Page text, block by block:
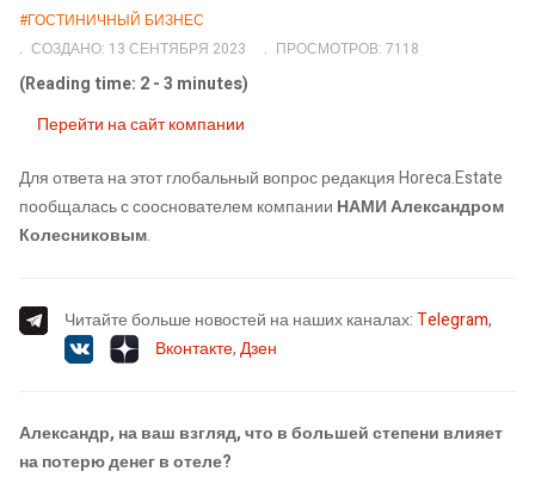
#ГОСТИНИЧНЫЙ БИЗНЕС
СОЗДАНО: 13 СЕНТЯБРЯ 2023
ПРОСМОТРОВ: 7118
(Reading time: 2 - 3 minutes)
Перейти на сайт компании
Для ответа на этот глобальный вопрос редакция Horeca.Estate
пообщалась с сооснователем компании НАМИ Александром
Колесниковым.
Читайте больше новостей на наших каналах:Telegram,
Вконтакте,Дзен
Александр, на ваш взгляд, что в большей степени влияет
на потерю денег в отеле?